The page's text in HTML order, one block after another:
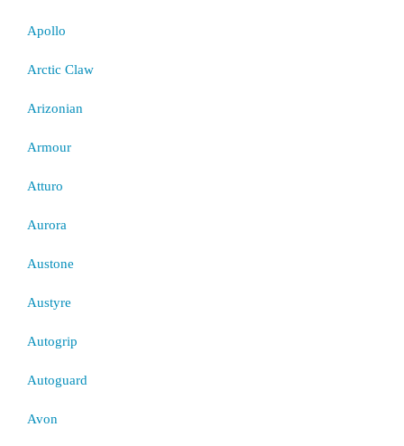
Apollo
Arctic Claw
Arizonian
Armour
Atturo
Aurora
Austone
Austyre
Autogrip
Autoguard
Avon